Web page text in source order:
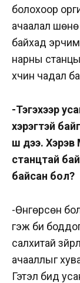
болохоор
ачаалал
байхад эрчим
нарны
хүчин чадал
-Тэгэхээр
хэрэгтэй
шүү дээ.
станцтай
байсан бол?
-Өнгөрсөн
гэж би
салхитай
ачааллыг
Гэтэл бид